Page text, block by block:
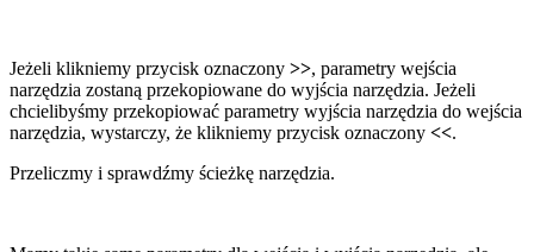
Jeżeli klikniemy przycisk oznaczony >>, parametry wejścia
narzędzia zostaną przekopiowane do wyjścia narzędzia. Jeżeli
chcielibyśmy przekopiować parametry wyjścia narzędzia do wejścia
narzędzia, wystarczy, że klikniemy przycisk oznaczony <<.
Przeliczmy i sprawdźmy ścieżkę narzędzia.